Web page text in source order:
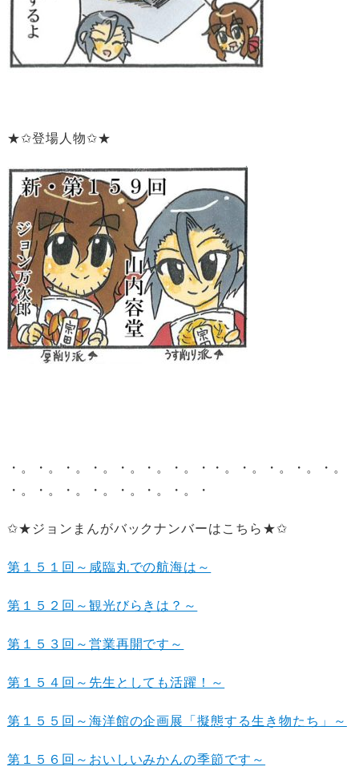
★✩登場人物✩★
・。・。・。・。・。・。・。・・。・。・。・。・。
・。・。・。・。・。・。・。・
✩★ジョンまんがバックナンバーはこちら★✩
第１５１回～咸臨丸での航海は～
第１５２回～観光びらきは？～
第１５３回～営業再開です～
第１５４回～先生としても活躍！～
第１５５回～海洋館の企画展「擬態する生き物たち」～
第１５６回～おいしいみかんの季節です～